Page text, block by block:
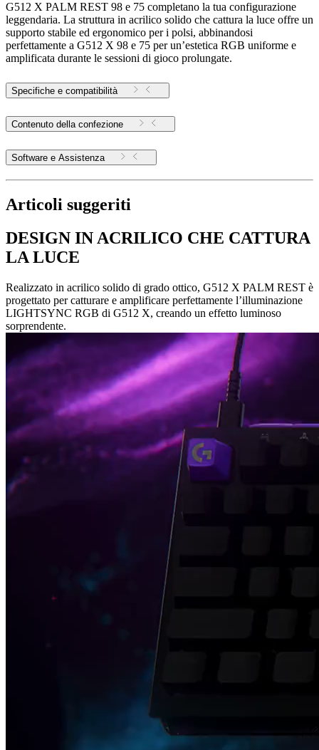
G512 X PALM REST 98 e 75 completano la tua configurazione
leggendaria. La struttura in acrilico solido che cattura la luce offre un
supporto stabile ed ergonomico per i polsi, abbinandosi
perfettamente a G512 X 98 e 75 per un’estetica RGB uniforme e
amplificata durante le sessioni di gioco prolungate.
Specifiche e compatibilità
Contenuto della confezione
Software e Assistenza
Articoli suggeriti
DESIGN IN ACRILICO CHE CATTURA
LA LUCE
Realizzato in acrilico solido di grado ottico, G512 X PALM REST è
progettato per catturare e amplificare perfettamente l’illuminazione
LIGHTSYNC RGB di G512 X, creando un effetto luminoso
sorprendente.